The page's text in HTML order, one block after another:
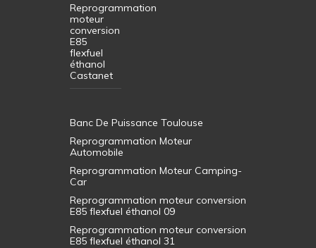
Reprogrammation
moteur
conversion
E85
flexfuel
éthanol
Castanet
Banc De Puissance Toulouse
Reprogrammation Moteur
Automobile
Reprogrammation Moteur Camping-
Car
Reprogrammation moteur conversion
E85 flexfuel éthanol 09
Reprogrammation moteur conversion
E85 flexfuel éthanol 31